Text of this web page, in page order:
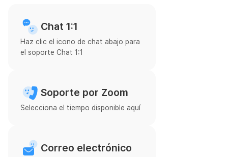
Chat 1:1
Haz clic el icono de chat abajo para
el soporte Chat 1:1
Soporte por Zoom
Selecciona el tiempo disponible aquí
Correo electrónico